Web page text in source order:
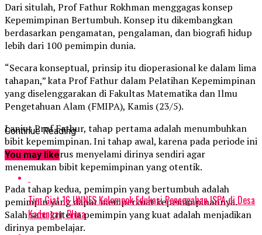
Dari situlah, Prof Fathur Rokhman menggagas konsep
Kepemimpinan Bertumbuh. Konsep itu dikembangkan
berdasarkan pengamatan, pengalaman, dan biografi hidup
lebih dari 100 pemimpin dunia.
“Secara konseptual, prinsip itu dioperasional ke dalam lima
tahapan,” kata Prof Fathur dalam Pelatihan Kepemimpinan
yang diselenggarakan di Fakultas Matematika dan Ilmu
Pengetahuan Alam (FMIPA), Kamis (23/5).
Lanjut Prof Fathur, tahap pertama adalah menumbuhkan
bibit kepemimpinan. Ini tahap awal, karena pada periode ini
seseorang harus menyelami dirinya sendiri agar
menemukan bibit kepemimpinan yang otentik.
Pada tahap kedua, pemimpin yang bertumbuh adalah
pemimpin yang dapat memperkuat kepemimpinannya.
Salah satu kriteria pemimpin yang kuat adalah menjadikan
dirinya pembelajar.
Continue Reading
You may like
Tim Giat 16 UNNES Kelompok Edukasi Pencegahan ISPA di Desa
Kadengan, Blora